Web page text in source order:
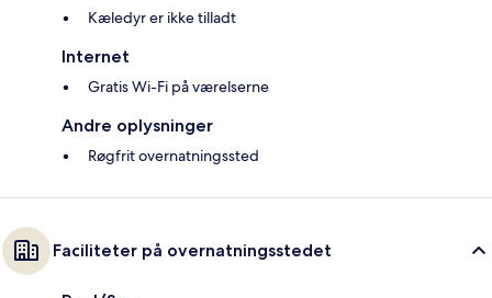
Kæledyr er ikke tilladt
Internet
Gratis Wi-Fi på værelserne
Andre oplysninger
Røgfrit overnatningssted
Faciliteter på overnatningsstedet